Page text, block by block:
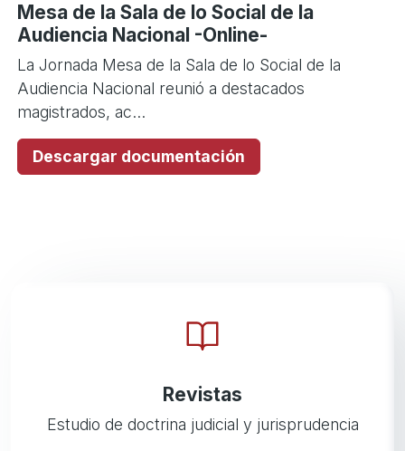
Mesa de la Sala de lo Social de la
Audiencia Nacional -Online-
La Jornada Mesa de la Sala de lo Social de la
Audiencia Nacional reunió a destacados
magistrados, ac...
Descargar documentación
Revistas
Estudio de doctrina judicial y jurisprudencia